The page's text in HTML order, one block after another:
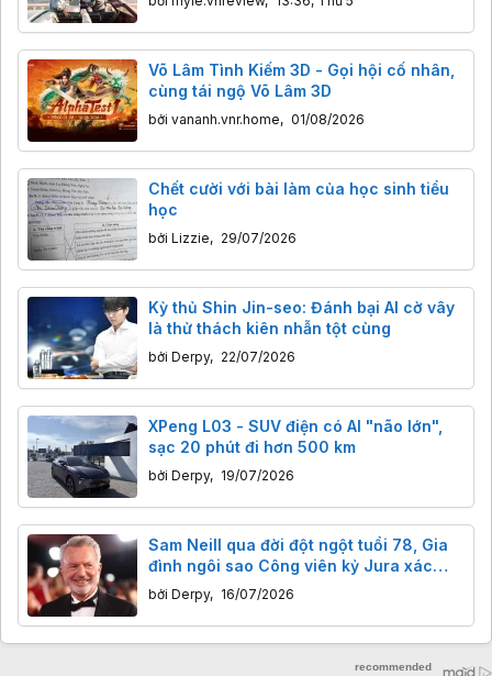
Võ Lâm Tình Kiếm 3D - Gọi hội cố nhân,
cùng tái ngộ Võ Lâm 3D
bởi vananh.vnr.home, 01/08/2026
Chết cười với bài làm của học sinh tiểu
học
bởi Lizzie, 29/07/2026
Kỳ thủ Shin Jin-seo: Đánh bại AI cờ vây
là thử thách kiên nhẫn tột cùng
bởi Derpy, 22/07/2026
XPeng L03 - SUV điện có AI "não lớn",
sạc 20 phút đi hơn 500 km
bởi Derpy, 19/07/2026
Sam Neill qua đời đột ngột tuổi 78, Gia
đình ngôi sao Công viên kỷ Jura xác
nhận ông đã khỏi ung thư, nhưng
nguyên nhân cái chết chưa rõ
bởi Derpy, 16/07/2026